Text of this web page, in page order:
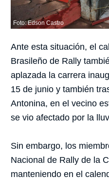
Foto: Edson Castro
Ante esta situación, el
Brasileño de Rally
aplazada la carrera
15 de junio y también
Antonina, en el vecino
se vio afectado por la
Sin embargo, los
Nacional de Rally de la
manteniendo en el